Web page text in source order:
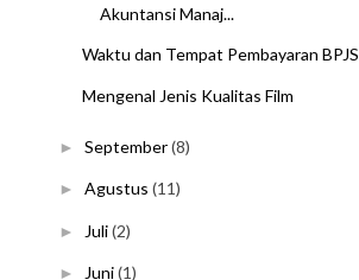
Akuntansi Manaj...
Waktu dan Tempat Pembayaran BPJS
Mengenal Jenis Kualitas Film
► September(8)
► Agustus (11)
► Juli(2)
► Juni(1)